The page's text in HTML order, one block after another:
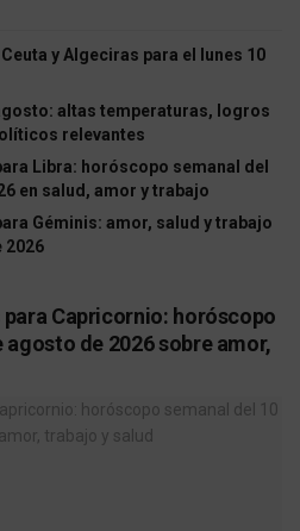
y Algeciras para el lunes 10
altas temperaturas, logros
relevantes
Libra: horóscopo semanal del
en salud, amor y trabajo
Géminis: amor, salud y trabajo
2026
Capricornio: horóscopo
agosto de 2026 sobre amor,